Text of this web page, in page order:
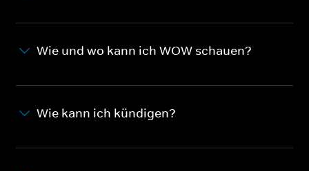
Wie und wo kann ich WOW schauen?
Wie kann ich kündigen?